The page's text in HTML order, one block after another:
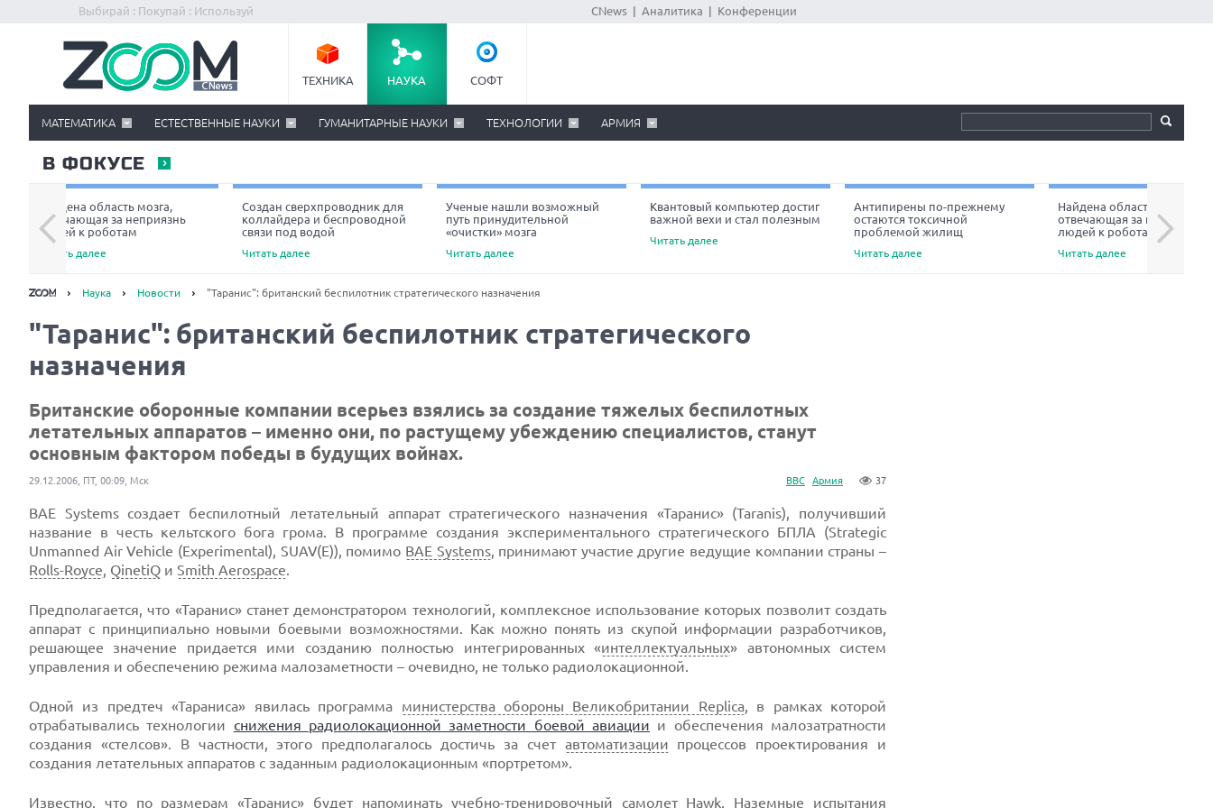
Выбирай : Покупай : Используй CNews Аналитика Конференции
ТЕХНИКА НАУКА СОФТ
МАТЕМАТИКА ЕСТЕСТВЕННЫЕ НАУКИ ГУМАНИТАРНЫЕ НАУКИ ТЕХНОЛОГИИ АРМИЯ
В ФОКУСЕ
Найдена область мозга,
отвечающая за неприязнь
людей к роботам
Читать далее
Создан сверхпроводник для
коллайдера и беспроводной
связи под водой
Читать далее
Ученые нашли возможный
путь принудительной
«очистки» мозга
Читать далее
Квантовый компьютер достиг
важной вехи и стал полезным
Читать далее
Антипирены по-прежнему
остаются токсичной
проблемой жилищ
Читать далее
Найдена область мозга,
отвечающая за неприязнь
людей к роботам
Читать далее
Next
Наука Новости "Таранис": британский беспилотник стратегического назначения
"Таранис": британский беспилотник стратегического
назначения
Британские оборонные компании всерьез взялись за создание тяжелых беспилотных
летательных аппаратов – именно они, по растущему убеждению специалистов, станут
основным фактором победы в будущих войнах.
ВВС Армия 37
29.12.2006, ПТ, 00:09, Мск
BAE Systems создает беспилотный летательный аппарат стратегического назначения «Таранис» (Taranis), получивший
название в честь кельтского бога грома. В программе создания экспериментального стратегического БПЛА (Strategic
Unmanned Air Vehicle (Experimental), SUAV(E)), помимо BAE Systems, принимают участие другие ведущие компании страны –
Rolls-Royce, QinetiQ и Smith Aerospace.
Предполагается, что «Таранис» станет демонстратором технологий, комплексное использование которых позволит создать
аппарат с принципиально новыми боевыми возможностями. Как можно понять из скупой информации разработчиков,
решающее значение придается ими созданию полностью интегрированных «интеллектуальных» автономных систем
управления и обеспечению режима малозаметности – очевидно, не только радиолокационной.
Одной из предтеч «Тараниса» явилась программа министерства обороны Великобритании Replica, в рамках которой
отрабатывались технологии снижения радиолокационной заметности боевой авиации и обеспечения малозатратности
создания «стелсов». В частности, этого предполагалось достичь за счет автоматизации процессов проектирования и
создания летательных аппаратов с заданным радиолокационным «портретом».
Известно, что по размерам «Таранис» будет напоминать учебно-тренировочный самолет Hawk. Наземные испытания